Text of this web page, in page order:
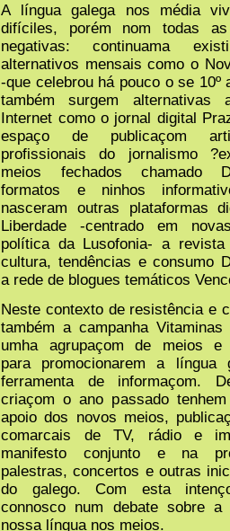
A língua galega nos média
difíciles, porém nom todas
negativas: continuama
alternativos mensais como o
-que celebrou há pouco o se 10º
também surgem alternativas
Internet como o jornal digital
espaço de publicaçom
profissionais do jornalismo
meios fechados chamado
formatos e ninhos
nasceram outras plataformas
Liberdade -centrado em
política da Lusofonia- a revista
cultura, tendências e consumo
a rede de blogues temáticos
Neste contexto de resistência e
também a campanha Vitaminas
umha agrupaçom de meios e
para promocionarem a língua
ferramenta de informaçom.
criaçom o ano passado
apoio dos novos meios,
comarcais de TV, rádio e
manifesto conjunto e na
palestras, concertos e outras
do galego. Com esta
connosco num debate sobre a
nossa língua nos meios.